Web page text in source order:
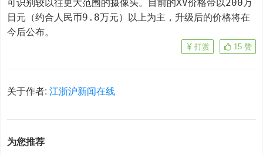
可识别较以往更大范围的摄像头。目前的XV价格带以200万
日元（约合人民币9.8万元）以上为主，升级后的价格将在
今后公布。
15 赞
打赏
关于作者:江浙沪新闻在线
为您推荐